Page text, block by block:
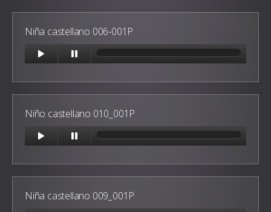
Niña castellano 006-001P
Niño castellano 010_001P
Niña castellano 009_001P